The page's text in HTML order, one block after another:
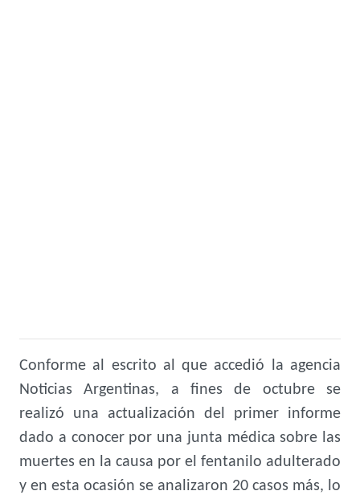
Conforme al escrito al que accedió la agencia
Noticias Argentinas, a fines de octubre se
realizó una actualización del primer informe
dado a conocer por una junta médica sobre las
muertes en la causa por el fentanilo adulterado
y en esta ocasión se analizaron 20 casos más, lo